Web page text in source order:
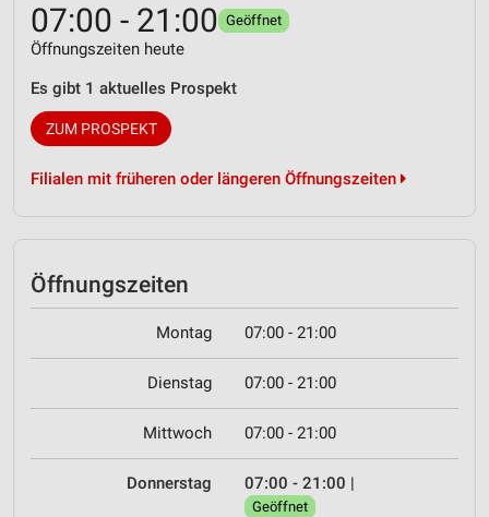
07:00 - 21:00 Geöffnet
Öffnungszeiten heute
Es gibt 1 aktuelles Prospekt
ZUM PROSPEKT
Filialen mit früheren oder längeren Öffnungszeiten
Öffnungszeiten
Montag 07:00 - 21:00
Dienstag 07:00 - 21:00
Mittwoch 07:00 - 21:00
Donnerstag 07:00 - 21:00 |
Geöffnet